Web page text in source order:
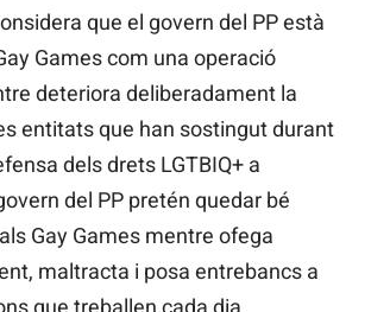
que el govern del PP està
Games com una operació
deteriora deliberadament la
entitats que han sostingut durant
dels drets LGTBIQ+ a
del PP pretén quedar bé
Gay Games mentre ofega
maltracta i posa entrebancs a
que treballen cada dia